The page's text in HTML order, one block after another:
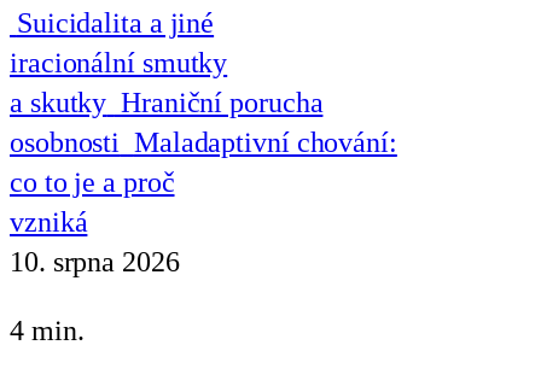
Suicidalita a jiné
iracionální smutky
a skutky Hraniční porucha
osobnosti Maladaptivní chování:
co to je a proč
vzniká
10. srpna 2026
4 min.